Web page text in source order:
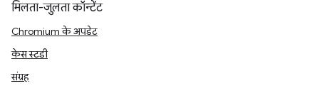
मिलता-जुलता कॉन्टेंट
Chromium के अपडेट
केस स्टडी
संग्रह